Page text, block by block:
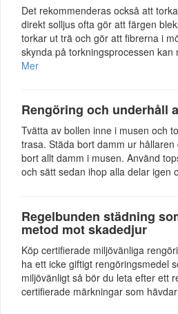
Det rekommenderas också att
direkt solljus ofta gör att färgen
torkar ut trä och gör att fibrerna i
skynda på torkningsprocessen kan
Mer
Rengöring och underhåll
Tvätta av bollen inne i musen och
trasa. Städa bort damm ur
bort allt damm i musen. Använd
och sätt sedan ihop alla delar igen
Regelbunden städning
metod mot skadedjur
Köp certifierade miljövänliga
ha ett icke giftigt rengöringsmedel
miljövänligt så bör du leta efter ett
certifierade märkningar som